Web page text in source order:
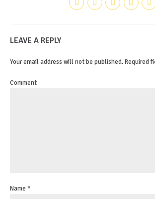
LEAVE A REPLY
Your email address will not be published. Required
Comment
Name *